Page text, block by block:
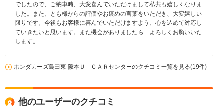
でしたので、ご納車時、大変喜んでいただけまして私共も嬉しくなりま
した。また、とも様からの評価やお褒めの言葉をいただき、大変嬉しい
限りです。今後もお客様に喜んでいただけますよう、心を込めて対応し
ていきたいと思います。また機会がありましたら、よろしくお願いいた
します。
ホンダカーズ島田東 阪本Ｕ－ＣＡＲセンターのクチコミ一覧を見る(19件)
他のユーザーのクチコミ